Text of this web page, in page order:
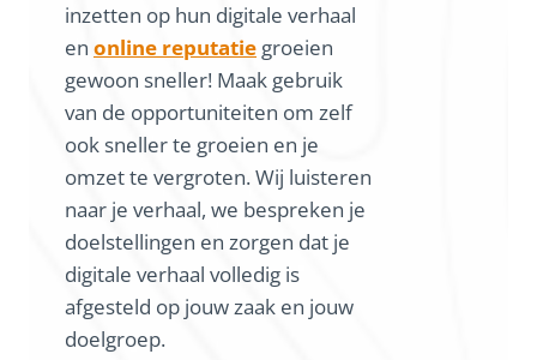
inzetten op hun digitale verhaal
en online reputatie groeien
gewoon sneller! Maak gebruik
van de opportuniteiten om zelf
ook sneller te groeien en je
omzet te vergroten. Wij luisteren
naar je verhaal, we bespreken je
doelstellingen en zorgen dat je
digitale verhaal volledig is
afgesteld op jouw zaak en jouw
doelgroep.